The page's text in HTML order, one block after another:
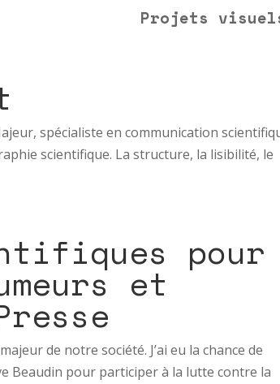
Projets
spécialiste en communication
scientifique. La structure, la lisibilité, le
pour
et
de notre société. J’ai eu la chance de
Beaudin pour participer à la lutte contre la